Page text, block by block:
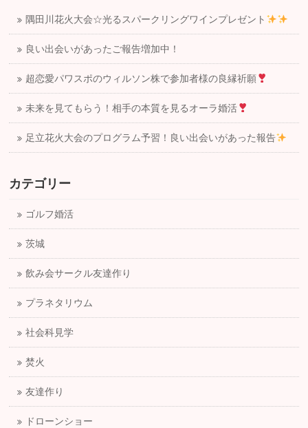
隅田川花火大会☆光るスパークリングワインプレゼント
良い出会いがあったご報告増加中！
超恋愛パワスポのウィルソン株で参加者様の良縁祈願
未来を見てもらう！相手の本質を見るオーラ婚活
足立花火大会のプログラム予習！良い出会いがあった報告
カテゴリー
ゴルフ婚活
茨城
飲み会サークル友達作り
プラネタリウム
社会科見学
焚火
友達作り
ドローンショー